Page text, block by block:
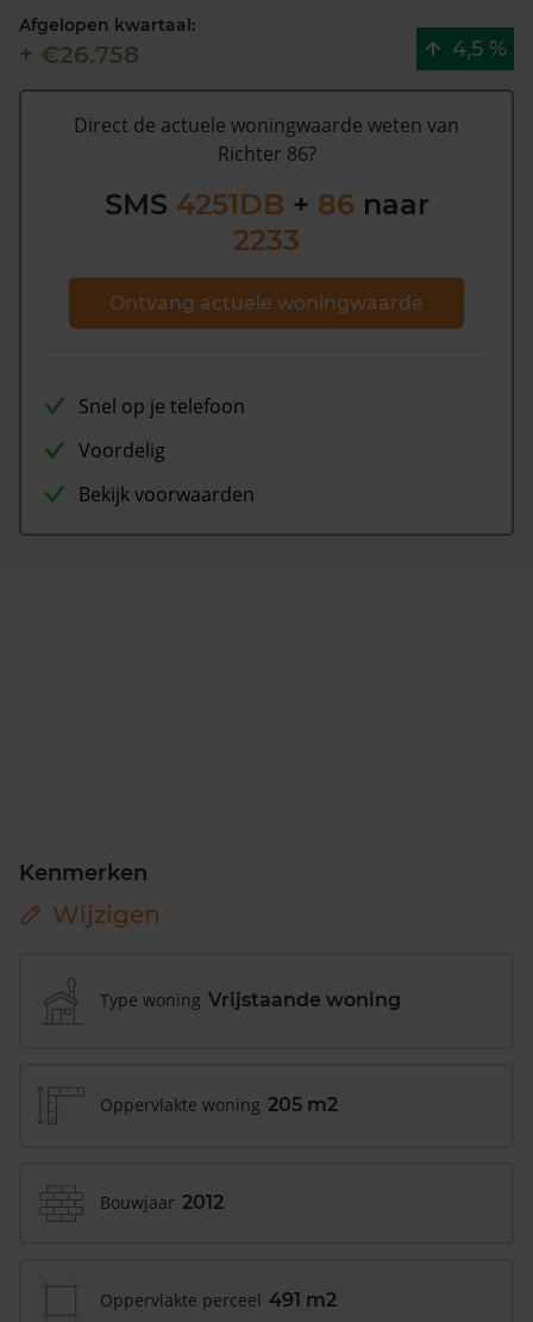
waarde van €657.000 (2020). Volgens Kadasterdata is
de kans hoog dat deze waarde te hoog is en dat er
bespaard zou kunnen worden op de gemeentelijke
belastingen. Met hetgratis WOZ alarm bent u elk jaar
op de hoogte van uw laatste WOZ waarde en kansen
Afgelopen kwartaal:
+ €26.758 4,5 %
Direct de actuele woningwaarde weten van
Richter 86?
SMS 4251DB + 86 naar
2233
Ontvang actuele woningwaarde
Snel op je telefoon
Voordelig
Bekijk voorwaarden
Kenmerken
Wijzigen
Type woning Vrijstaande woning
Oppervlakte woning 205 m2
Bouwjaar 2012
Oppervlakte perceel 491 m2